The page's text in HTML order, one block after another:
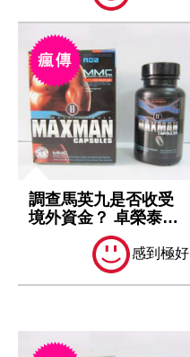
調查馬英九是否收受
境外資金？ 卓榮泰：
一切依法處理
感到極好